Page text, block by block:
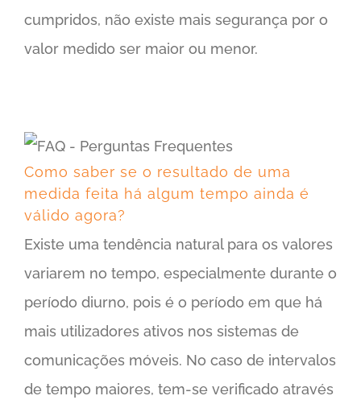
cumpridos, não existe mais segurança por o
valor medido ser maior ou menor.
Como saber se o resultado de uma
medida feita há algum tempo ainda é
válido agora?
Existe uma tendência natural para os valores
variarem no tempo, especialmente durante o
período diurno, pois é o período em que há
mais utilizadores ativos nos sistemas de
comunicações móveis. No caso de intervalos
de tempo maiores, tem-se verificado através